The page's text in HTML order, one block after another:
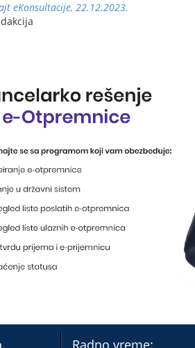
eKonsultacije, 22.12.2023.
Radno vreme: